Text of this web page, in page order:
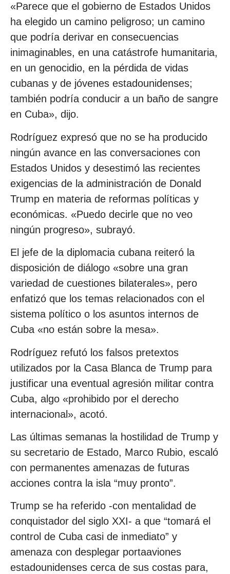
«Parece que el gobierno de Estados Unidos
ha elegido un camino peligroso; un camino
que podría derivar en consecuencias
inimaginables, en una catástrofe humanitaria,
en un genocidio, en la pérdida de vidas
cubanas y de jóvenes estadounidenses;
también podría conducir a un baño de sangre
en Cuba», dijo.
Rodríguez expresó que no se ha producido
ningún avance en las conversaciones con
Estados Unidos y desestimó las recientes
exigencias de la administración de Donald
Trump en materia de reformas políticas y
económicas. «Puedo decirle que no veo
ningún progreso», subrayó.
El jefe de la diplomacia cubana reiteró la
disposición de diálogo «sobre una gran
variedad de cuestiones bilaterales», pero
enfatizó que los temas relacionados con el
sistema político o los asuntos internos de
Cuba «no están sobre la mesa».
Rodríguez refutó los falsos pretextos
utilizados por la Casa Blanca de Trump para
justificar una eventual agresión militar contra
Cuba, algo «prohibido por el derecho
internacional», acotó.
Las últimas semanas la hostilidad de Trump y
su secretario de Estado, Marco Rubio, escaló
con permanentes amenazas de futuras
acciones contra la isla “muy pronto”.
Trump se ha referido -con mentalidad de
conquistador del siglo XXI- a que “tomará el
control de Cuba casi de inmediato” y
amenaza con desplegar portaaviones
estadounidenses cerca de sus costas para,